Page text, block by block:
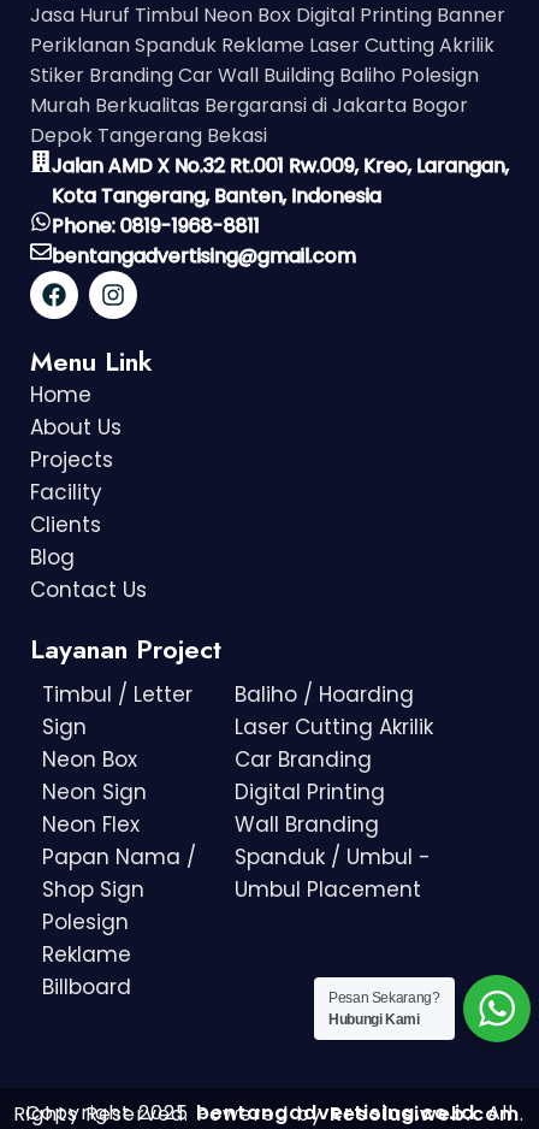
Jasa Huruf Timbul Neon Box Digital Printing Banner
Periklanan Spanduk Reklame Laser Cutting Akrilik
Stiker Branding Car Wall Building Baliho Polesign
Murah Berkualitas Bergaransi di Jakarta Bogor
Depok Tangerang Bekasi
Jalan AMD X No.32 Rt.001 Rw.009, Kreo, Larangan,
Kota Tangerang, Banten, Indonesia
Phone: 0819-1968-8811
bentangadvertising@gmail.com
Menu Link
Home
About Us
Projects
Facility
Clients
Blog
Contact Us
Layanan Project
Timbul / Letter
Sign
Neon Box
Neon Sign
Neon Flex
Papan Nama /
Shop Sign
Polesign
Reklame
Billboard
Baliho / Hoarding
Laser Cutting Akrilik
Car Branding
Digital Printing
Wall Branding
Spanduk / Umbul -
Umbul Placement
Copyright 2025 bentangadvertising.co.id
. All Rights Reserved. Powered byResolusiweb.com.
Pesan Sekarang?
Hubungi Kami